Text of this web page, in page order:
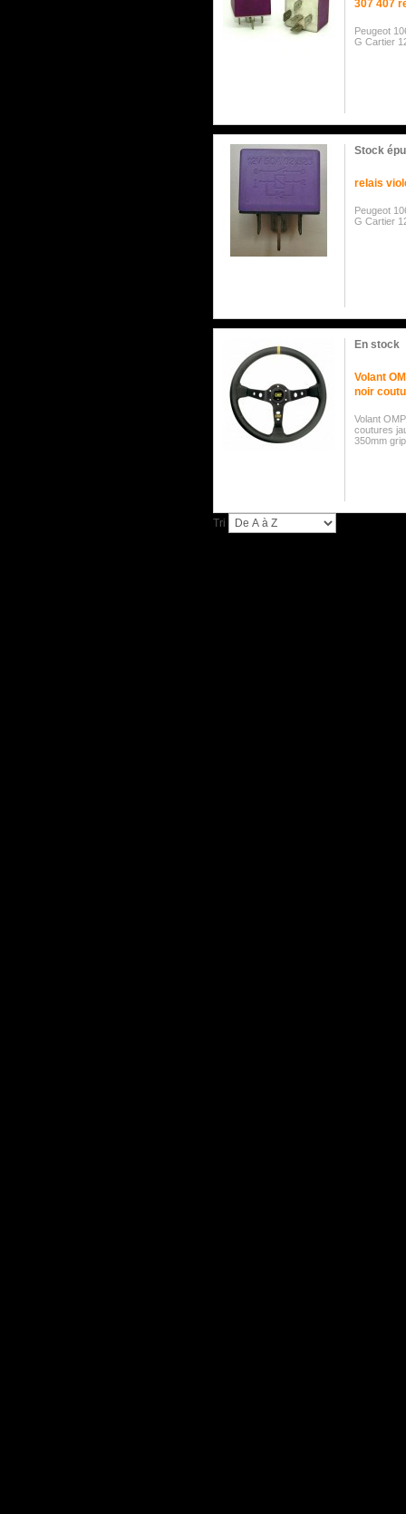
307 407
Peugeot
G Cartier
Stock
relais
Peugeot
G Cartier
En stock
Volant
noir
Volant
coutures
350mm
Tri